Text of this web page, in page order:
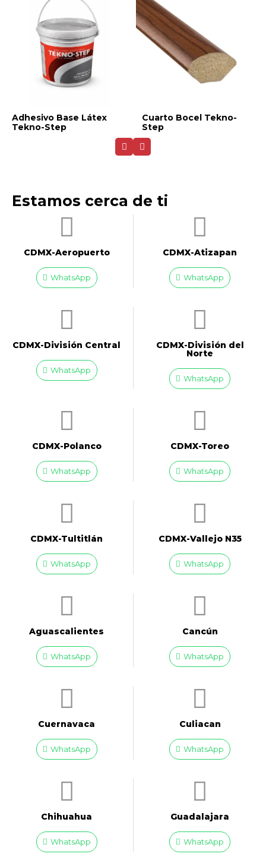
Adhesivo Base Látex
Tekno-Step
Cuarto Bocel Tekno-
Step
Estamos cerca de ti
CDMX-Aeropuerto​
WhatsApp
CDMX-Atizapan
WhatsApp
CDMX-División Central
WhatsApp
CDMX-División del
Norte
WhatsApp
CDMX-Polanco
WhatsApp
CDMX-Toreo
WhatsApp
CDMX-Tultitlán
WhatsApp
CDMX-Vallejo N35
WhatsApp
Aguascalientes
WhatsApp
Cancún
WhatsApp
Cuernavaca
WhatsApp
Culiacan
WhatsApp
Chihuahua
WhatsApp
Guadalajara
WhatsApp